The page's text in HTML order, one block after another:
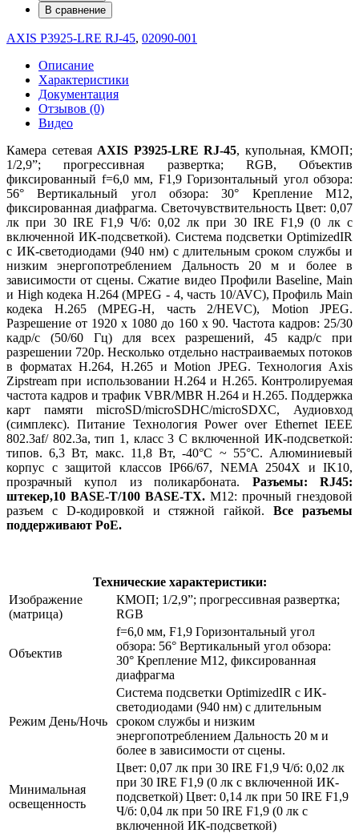
В сравнение
AXIS P3925-LRE RJ-45, 02090-001
Описание
Характеристики
Документация
Отзывов (0)
Видео
Камера сетевая AXIS P3925-LRE RJ-45, купольная, КМОП;
1/2,9”; прогрессивная развертка; RGB, Объектив
фиксированный f=6,0 мм, F1,9 Горизонтальный угол обзора:
56° Вертикальный угол обзора: 30° Крепление M12,
фиксированная диафрагма. Светочувствительность Цвет: 0,07
лк при 30 IRE F1,9 Ч/б: 0,02 лк при 30 IRE F1,9 (0 лк с
включенной ИК-подсветкой). Система подсветки OptimizedIR
с ИК-светодиодами (940 нм) с длительным сроком службы и
низким энергопотреблением Дальность 20 м и более в
зависимости от сцены. Сжатие видео Профили Baseline, Main
и High кодека H.264 (MPEG - 4, часть 10/AVC), Профиль Main
кодека H.265 (MPEG-H, часть 2/HEVC), Motion JPEG.
Разрешение от 1920 x 1080 до 160 x 90. Частота кадров: 25/30
кадр/с (50/60 Гц) для всех разрешений, 45 кадр/с при
разрешении 720p. Несколько отдельно настраиваемых потоков
в форматах H.264, H.265 и Motion JPEG. Технология Axis
Zipstream при использовании H.264 и H.265. Контролируемая
частота кадров и трафик VBR/MBR H.264 и H.265. Поддержка
карт памяти microSD/microSDHC/microSDXC, Аудиовход
(симплекс). Питание Технология Power over Ethernet IEEE
802.3af/ 802.3a, тип 1, класс 3 С включенной ИК-подсветкой:
типов. 6,3 Вт, макс. 11,8 Вт, -40°C ~ 55°C. Алюминиевый
корпус c защитой классов IP66/67, NEMA 2504X и IK10,
прозрачный купол из поликарбоната. Разъемы: RJ45:
штекер,10 BASE-T/100 BASE-TX. M12: прочный гнездовой
разъем с D-кодировкой и стяжной гайкой.Все разъемы
поддерживают PoE.
Технические характеристики:
Изображение
(матрица)
КМОП; 1/2,9”; прогрессивная развертка;
RGB
Объектив
f=6,0 мм, F1,9 Горизонтальный угол
обзора: 56° Вертикальный угол обзора:
30° Крепление M12, фиксированная
диафрагма
Режим День/Ночь
Система подсветки OptimizedIR с ИК-
светодиодами (940 нм) с длительным
сроком службы и низким
энергопотреблением Дальность 20 м и
более в зависимости от сцены.
Минимальная
освещенность
Цвет: 0,07 лк при 30 IRE F1,9 Ч/б: 0,02 лк
при 30 IRE F1,9 (0 лк с включенной ИК-
подсветкой) Цвет: 0,14 лк при 50 IRE F1,9
Ч/б: 0,04 лк при 50 IRE F1,9 (0 лк с
включенной ИК-подсветкой)